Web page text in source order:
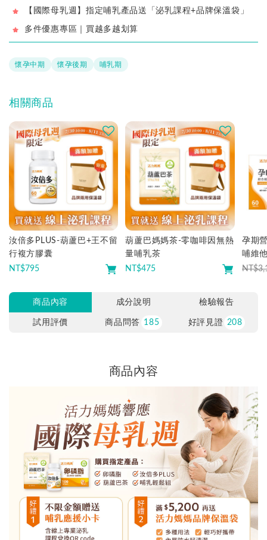
▶活力媽媽葫蘆巴茶體驗包(塞奶、乳腺阻塞時停用)
都可觀看！)
【國際母乳週】指定哺乳產品送「泌乳課程+品牌保溫袋」
多件優惠專區｜買越多越划算
懷孕中期 懷孕後期 哺乳期
相關商品
汝倍多PLUS-葫蘆巴+王不留
行複方膠囊
NT$795
葫蘆巴媽媽茶-零咖啡因無熱
量哺乳茶
NT$475
孕期
哺維
+鈣鎂
商品內容 成分說明 檢驗報告
試用評價 商品問答 185 好評見證 208
商品內容